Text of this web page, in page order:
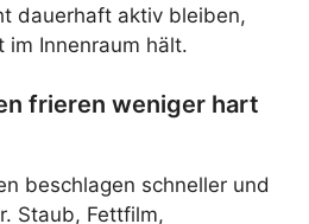
dauerhaft aktiv bleiben,
im Innenraum hält.
frieren weniger hart
beschlagen schneller und
Staub, Fettfilm,